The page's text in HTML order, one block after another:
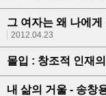
그 여자는 왜 나에
2012.04.23
몰입 : 창조적 인재
내 삶의 거울 - 송창